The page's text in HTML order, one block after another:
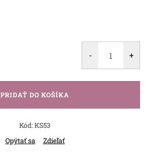
PRIDAŤ DO KOŠÍKA
Kód:KS53
Opýtať sa
Zdieľať